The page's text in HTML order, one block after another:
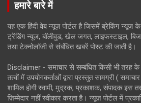
हमारे बारे में
यह एक हिंदी वेब न्यूज़ पोर्टल है जिसमें ब्रेकिंग न्यूज़ के
ट्रेंडिंग न्यूज, बॉलीवुड, खेल जगत, लाइफस्टाइल,
तथा टेक्नोलॉजी से संबंधित खबरें पोस्ट की जाती है।
Disclaimer - समाचार से सम्बंधित किसी भी तरह
तत्वों में उपयोगकर्ताओं द्वारा प्रस्तुत सामग्री (
शामिल होगी स्वामी, मुद्रक, प्रकाशक, संपादक इस
ज़िम्मेदार नहीं स्वीकार करता है। न्यूज़ पोर्टल में